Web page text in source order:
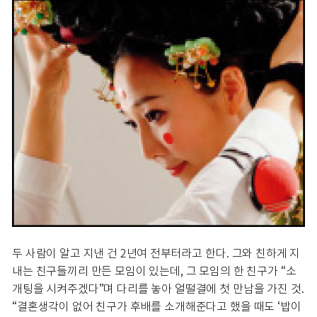
두 사람이 알고 지낸 건 2년여 전부터라고 한다. 그와 친하게 지
내는 친구들끼리 만든 모임이 있는데, 그 모임의 한 친구가 “소
개팅을 시켜주겠다”며 다리를 놓아 얼떨결에 첫 만남을 가진 것.
“결혼생각이 없어 친구가 후배를 소개해준다고 했을 때도 ‘밥이